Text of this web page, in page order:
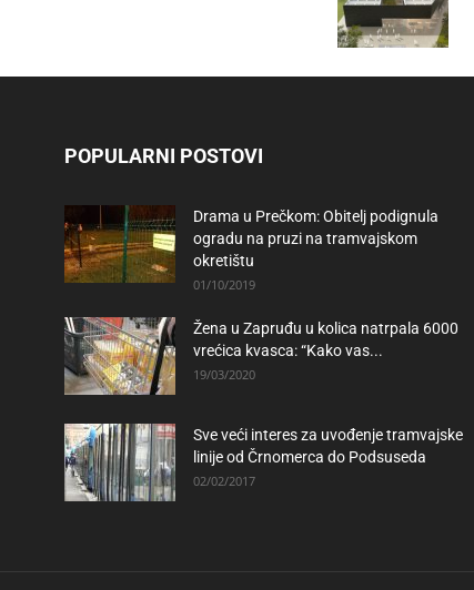
POPULARNI POSTOVI
Drama u Prečkom: Obitelj podignula
ogradu na pruzi na tramvajskom
okretištu
01/10/2019
Žena u Zapruđu u kolica natrpala 6000
vrećica kvasca: “Kako vas...
19/03/2020
Sve veći interes za uvođenje tramvajske
linije od Črnomerca do Podsuseda
02/02/2017